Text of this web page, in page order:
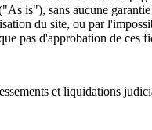
is"), sans aucune
du site, ou par
pas d'approbation de ces
et liquidations